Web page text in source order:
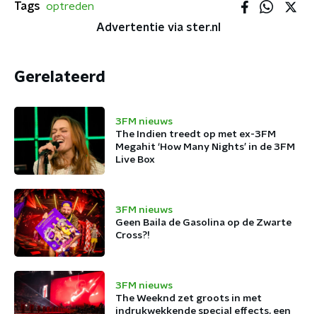
Tags optreden
Advertentie via ster.nl
Gerelateerd
3FM nieuws
The Indien treedt op met ex-3FM
Megahit ‘How Many Nights’ in de 3FM
Live Box
3FM nieuws
Geen Baila de Gasolina op de Zwarte
Cross?!
3FM nieuws
The Weeknd zet groots in met
indrukwekkende special effects, een